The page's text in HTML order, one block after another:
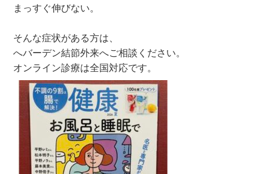
まっすぐ伸びない。
そんな症状がある方は、
へバーデン結節外来へご相談ください。
オンライン診療は全国対応です。